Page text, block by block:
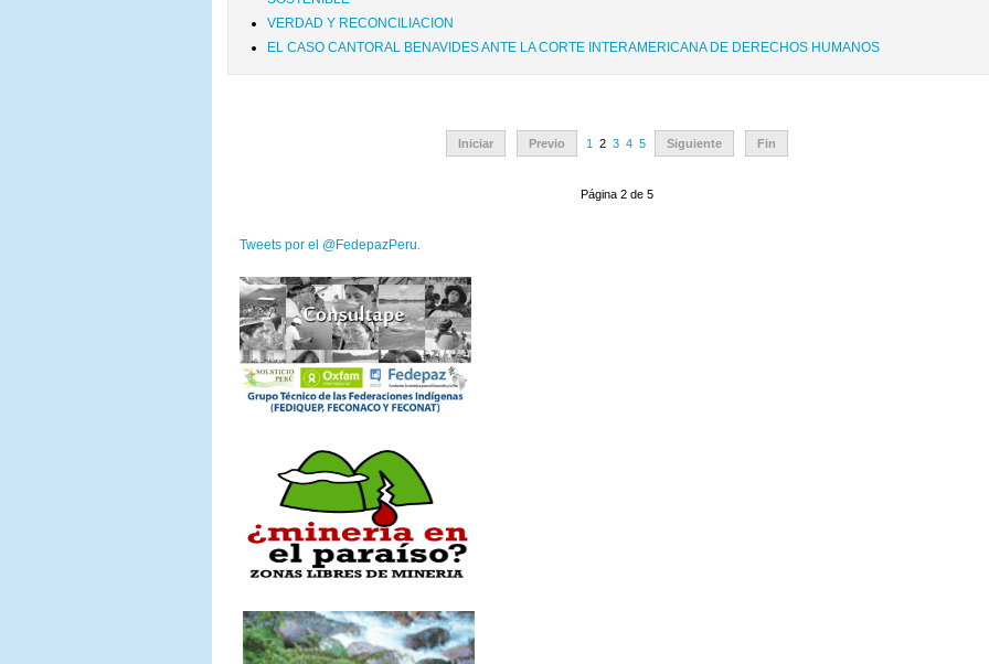
VERDAD Y RECONCILIACION
EL CASO CANTORAL BENAVIDES ANTE LA CORTE INTERAMERICANA DE DERECHOS HUMANOS
Iniciar Previo 1 2 3 4 5 Siguiente Fin
Página 2 de 5
Tweets por el @FedepazPeru.